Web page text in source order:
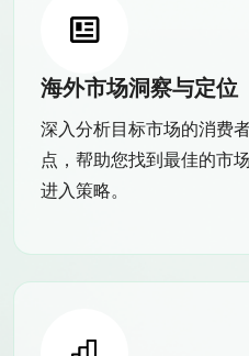
海外市场洞察与定位
深入分析目标市场的消费
点，帮助您找到最佳的市
进入策略。